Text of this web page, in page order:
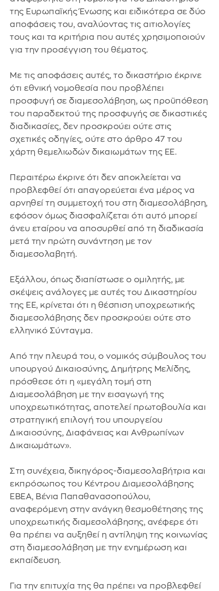
της Ευρωπαϊκής Ένωσης και ειδικότερα σε δύο
αποφάσεις του, αναλύοντας τις αιτιολογίες
τους και τα κριτήρια που αυτές χρησιμοποιούν
για την προσέγγιση του θέματος.
Με τις αποφάσεις αυτές, το δικαστήριο έκρινε
ότι εθνική νομοθεσία που προβλέπει
προσφυγή σε διαμεσολάβηση, ως προϋπόθεση
του παραδεκτού της προσφυγής σε δικαστικές
διαδικασίες, δεν προσκρούει ούτε στις
σχετικές οδηγίες, ούτε στο άρθρο 47 του
χάρτη θεμελιωδών δικαιωμάτων της ΕΕ.
Περαιτέρω έκρινε ότι δεν αποκλείεται να
προβλεφθεί ότι απαγορεύεται ένα μέρος να
αρνηθεί τη συμμετοχή του στη διαμεσολάβηση,
εφόσον όμως διασφαλίζεται ότι αυτό μπορεί
άνευ εταίρου να αποσυρθεί από τη διαδικασία
μετά την πρώτη συνάντηση με τον
διαμεσολαβητή.
Εξάλλου, όπως διαπίστωσε ο ομιλητής, με
σκέψεις ανάλογες με αυτές του Δικαστηρίου
της ΕΕ, κρίνεται ότι η θέσπιση υποχρεωτικής
διαμεσολάβησης δεν προσκρούει ούτε στο
ελληνικό Σύνταγμα.
Από την πλευρά του, o νομικός σύμβουλος του
υπουργού Δικαιοσύνης, Δημήτρης Μελίδης,
πρόσθεσε ότι η «μεγάλη τομή στη
Διαμεσολάβηση με την εισαγωγή της
υποχρεωτικότητας, αποτελεί πρωτοβουλία και
στρατηγική επιλογή του υπουργείου
Δικαιοσύνης, Διαφάνειας και Ανθρωπίνων
Δικαιωμάτων».
Στη συνέχεια, δικηγόρος-διαμεσολαβήτρια και
εκπρόσωπος του Κέντρου Διαμεσολάβησης
ΕΒΕΑ, Βένια Παπαθανασοπούλου,
αναφερόμενη στην ανάγκη θεσμοθέτησης της
υποχρεωτικής διαμεσολάβησης, ανέφερε ότι
θα πρέπει να αυξηθεί η αντίληψη της κοινωνίας
στη διαμεσολάβηση με την ενημέρωση και
εκπαίδευση.
Για την επιτυχία της θα πρέπει να προβλεφθεί